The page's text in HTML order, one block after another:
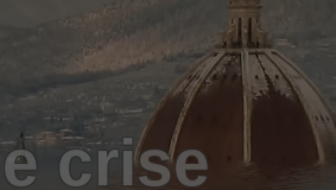
crise